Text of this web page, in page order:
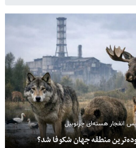
منطقه جهان شکوفا شد؟